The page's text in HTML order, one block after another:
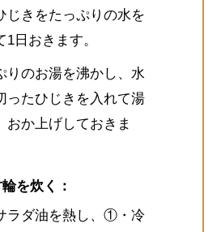
じきをたっぷりの水を
1日おきます。
りのお湯を沸かし、水
ったひじきを入れて湯
おか上げしておきま
を炊く：
ラダ油を熱し、①・冷